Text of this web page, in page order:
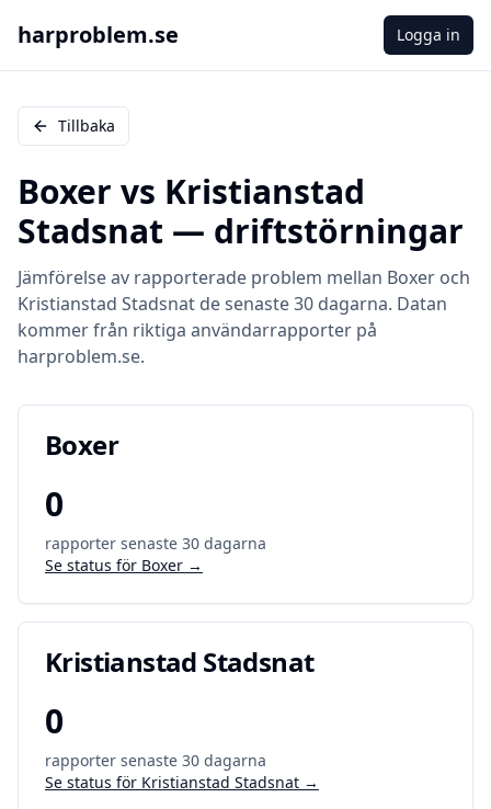
harproblem.se Logga in
Tillbaka
Boxer vs Kristianstad
Stadsnat — driftstörningar
Jämförelse av rapporterade problem mellan Boxer och
Kristianstad Stadsnat de senaste 30 dagarna. Datan
kommer från riktiga användarrapporter på
harproblem.se.
Boxer
0
rapporter senaste 30 dagarna
Se status för Boxer →
Kristianstad Stadsnat
0
rapporter senaste 30 dagarna
Se status för Kristianstad Stadsnat →